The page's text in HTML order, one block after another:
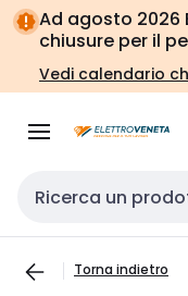
Vai alla
navigazione
Vai
alla
pagina
Ad agosto 2026
chiusure per il
Vedi calendario
Cerca input
Torna indietro